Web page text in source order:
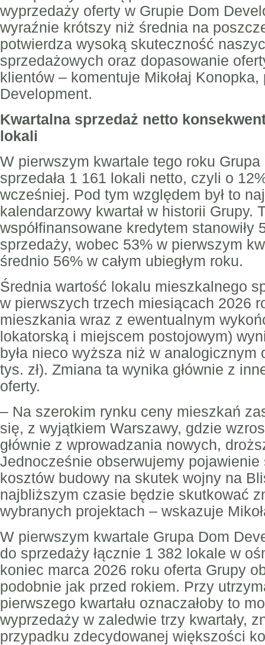
wyprzedaży oferty w Grupie Dom
wyraźnie krótszy niż średnia na
potwierdza wysoką skuteczność
sprzedażowych oraz dopasowanie
klientów – komentuje Mikołaj
Development.
Kwartalna sprzedaż netto
lokali
W pierwszym kwartale tego roku
sprzedała 1 161 lokali netto, czyli o
wcześniej. Pod tym względem był to
kalendarzowy kwartał w historii Grupy.
współfinansowane kredytem stanowiły
sprzedaży, wobec 53% w pierwszym
średnio 56% w całym ubiegłym roku.
Średnia wartość lokalu mieszkalnego
w pierwszych trzech miesiącach 2026
mieszkania wraz z ewentualnym
lokatorską i miejscem postojowym)
była nieco wyższa niż w analogicznym
tys. zł). Zmiana ta wynika głównie z
oferty.
– Na szerokim rynku ceny mieszkań
się, z wyjątkiem Warszawy, gdzie
głównie z wprowadzania nowych,
Jednocześnie obserwujemy
kosztów budowy na skutek wojny na
najbliższym czasie będzie skutkować
wybranych projektach – wskazuje
W pierwszym kwartale Grupa Dom
do sprzedaży łącznie 1 382 lokale w
koniec marca 2026 roku oferta Grupy
podobnie jak przed rokiem. Przy
pierwszego kwartału oznaczałoby to
wyprzedaży w zaledwie trzy kwartały,
przypadku zdecydowanej większości